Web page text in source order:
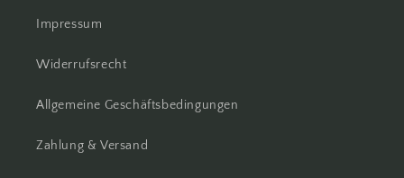
Impressum
Widerrufsrecht
Allgemeine Geschäftsbedingungen
Zahlung & Versand